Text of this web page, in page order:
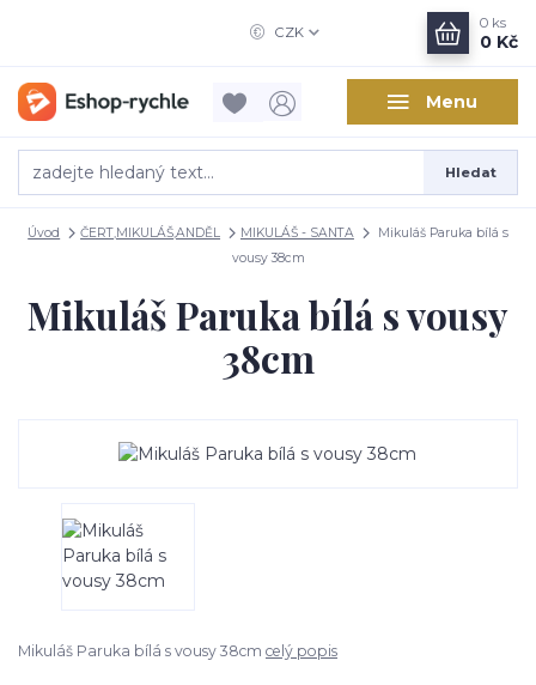
Menu
CZK
Hledat
0 ks
0 Kč
Úvod ČERT,MIKULÁŠ,ANDĚL MIKULÁŠ - SANTA
Mikuláš Paruka bílá s
vousy 38cm
Mikuláš Paruka bílá s vousy
38cm
Mikuláš Paruka bílá s vousy 38cm celý popis